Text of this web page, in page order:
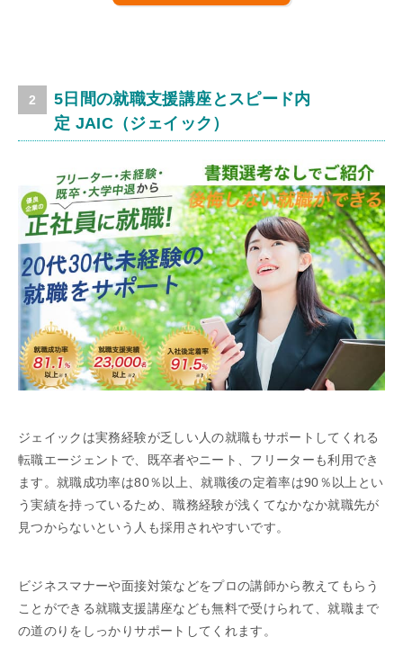
5日間の就職支援講座とスピード内
定 JAIC（ジェイック）
ジェイックは実務経験が乏しい人の就職もサポートしてくれる
転職エージェントで、既卒者やニート、フリーターも利用でき
ます。就職成功率は80％以上、就職後の定着率は90％以上とい
う実績を持っているため、職務経験が浅くてなかなか就職先が
見つからないという人も採用されやすいです。
ビジネスマナーや面接対策などをプロの講師から教えてもらう
ことができる就職支援講座なども無料で受けられて、就職まで
の道のりをしっかりサポートしてくれます。